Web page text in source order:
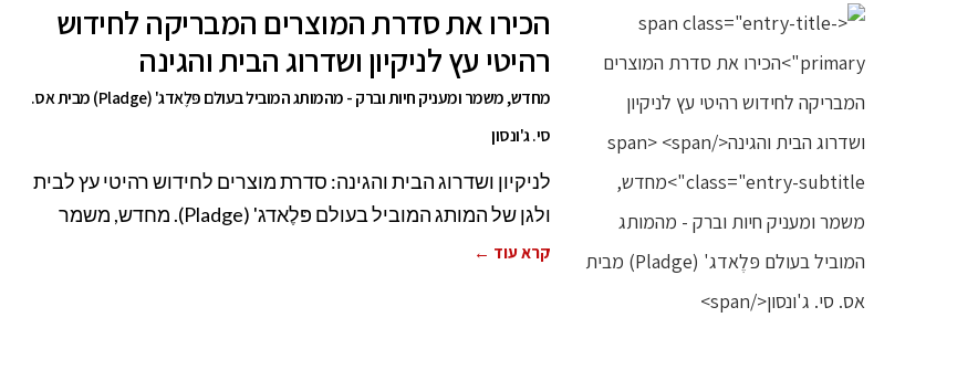
הכירו את סדרת המוצרים המבריקה לחידוש
רהיטי עץ לניקיון ושדרוג הבית והגינה
מחדש, משמר ומעניק חיות וברק - מהמותג המוביל בעולם פּלֶאדג' (Pladge) מבית אס.
סי. ג'ונסון
לניקיון ושדרוג הבית והגינה: סדרת מוצרים לחידוש רהיטי עץ לבית
ולגן של המותג המוביל בעולם פּלֶאדג' (Pladge). מחדש, משמר
קרא עוד ←